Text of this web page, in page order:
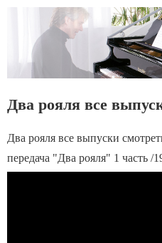
Два рояля все
Два рояля все выпуски
передача "Два рояля" 1 часть /